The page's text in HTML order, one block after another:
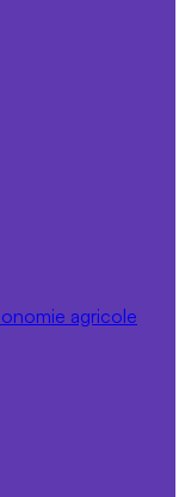
agricole